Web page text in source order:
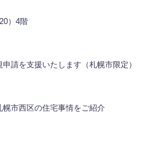
）4階
請を支援いたします（札幌市限定）
幌市西区の住宅事情をご紹介